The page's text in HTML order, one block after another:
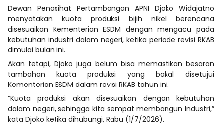
Dewan Penasihat Pertambangan APNI Djoko Widajatno
menyatakan kuota produksi bijih nikel berencana
disesuaikan Kementerian ESDM dengan mengacu pada
kebutuhan industri dalam negeri, ketika periode revisi RKAB
dimulai bulan ini.
Akan tetapi, Djoko juga belum bisa memastikan besaran
tambahan kuota produksi yang bakal disetujui
Kementerian ESDM dalam revisi RKAB tahun ini.
“Kuota produksi akan disesuaikan dengan kebutuhan
dalam negeri, sehingga kita sempat membangun Industri,”
kata Djoko ketika dihubungi, Rabu (1/7/2026).